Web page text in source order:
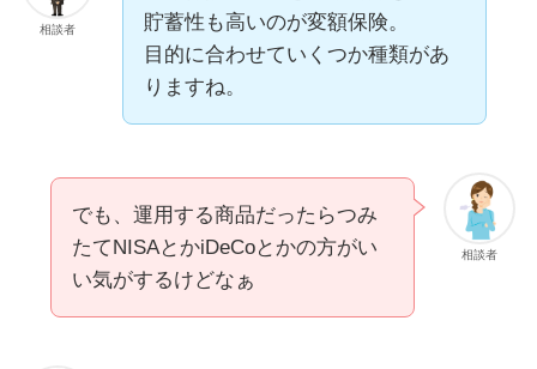
相談者
貯蓄性も高いのが変額保険。
目的に合わせていくつか種類があ
りますね。
相談者
でも、運用する商品だったらつみ
たてNISAとかiDeCoとかの方がい
い気がするけどなぁ